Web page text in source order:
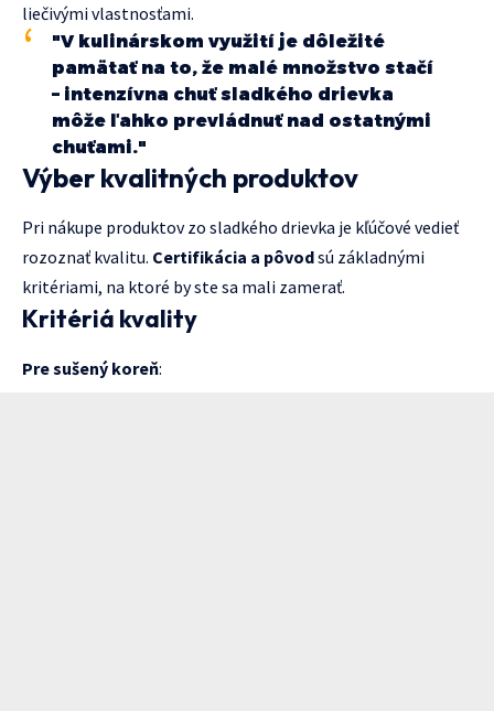
liečivými vlastnosťami.
"V kulinárskom využití je dôležité
pamätať na to, že malé množstvo stačí
– intenzívna chuť sladkého drievka
môže ľahko prevládnuť nad ostatnými
chuťami."
Výber kvalitných produktov
Pri nákupe produktov zo sladkého drievka je kľúčové vedieť
rozoznať kvalitu. Certifikácia a pôvodsú základnými
kritériami, na ktoré by ste sa mali zamerať.
Kritériá kvality
Pre sušený koreň: